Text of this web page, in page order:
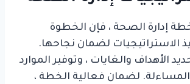
إدارة الصحة ، فإن الخطوة
الاستراتيجيات لضمان نجاحها.
الأهداف والغايات ، وتوفير الموارد
المساءلة. لضمان فعالية الخطة ،